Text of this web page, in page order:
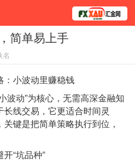
货币
简单易上手
名
：小波动里赚稳钱
波动”为核心，无需高深金融知
线交易，它更适合时间灵
键是把简单策略执行到位，
“坑品种”